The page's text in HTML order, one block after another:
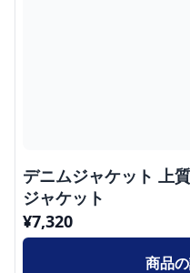
デニムジャケット 上
ジャケット
¥7,320
商品